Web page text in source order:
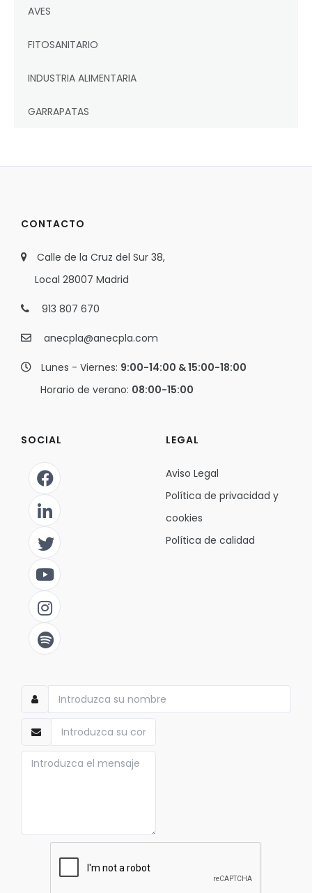
AVES
FITOSANITARIO
INDUSTRIA ALIMENTARIA
GARRAPATAS
CONTACTO
Calle de la Cruz del Sur 38,
Local 28007 Madrid
913 807 670
anecpla@anecpla.com
Lunes - Viernes: 9:00-14:00 & 15:00-18:00
Horario de verano: 08:00-15:00
SOCIAL LEGAL
Aviso Legal
Política de privacidad y
cookies
Política de calidad